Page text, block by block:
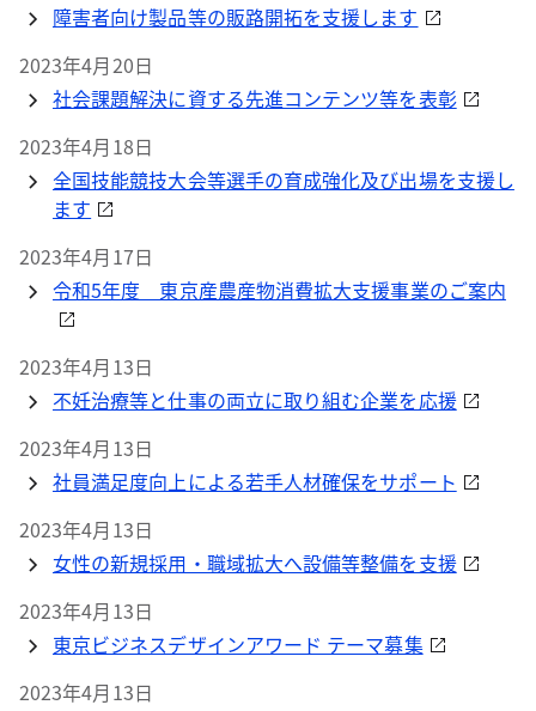
障害者向け製品等の販路開拓を支援します
2023年4月20日
社会課題解決に資する先進コンテンツ等を表彰
2023年4月18日
全国技能競技大会等選手の育成強化及び出場を支援し
ます
2023年4月17日
令和5年度 東京産農産物消費拡大支援事業のご案内
2023年4月13日
不妊治療等と仕事の両立に取り組む企業を応援
2023年4月13日
社員満足度向上による若手人材確保をサポート
2023年4月13日
女性の新規採用・職域拡大へ設備等整備を支援
2023年4月13日
東京ビジネスデザインアワード テーマ募集
2023年4月13日